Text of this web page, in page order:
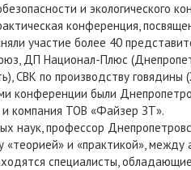
и экологического
конференция,
участие более 40
ДП Национал-Плюс
СВК по производству
были
и компания ТОВ «Файзер ЗТ».
профессор
и «практикой», между
специалисты,